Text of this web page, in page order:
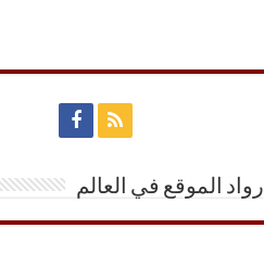
رواد الموقع في العالم